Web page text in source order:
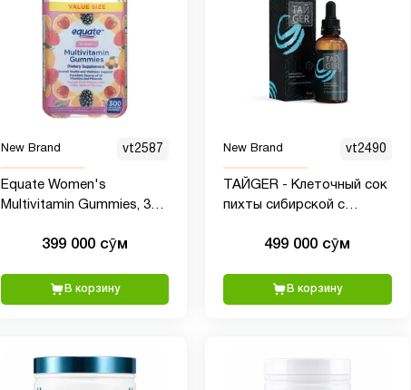
New Brand vt2587
Equate Women's
Multivitamin Gummies, 300
399 000 сӯм
В корзину
New Brand vt2490
ТАЙGER - Клеточный сок
пихты сибирской с
499 000 сӯм
В корзину